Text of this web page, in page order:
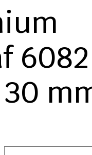
6082